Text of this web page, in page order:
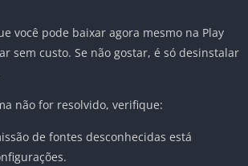
você pode baixar agora mesmo na Play
sem custo. Se não gostar, é só desinstalar
não for resolvido, verifique:
de fontes desconhecidas está